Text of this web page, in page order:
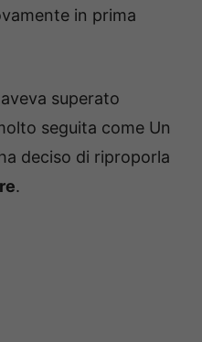
in prima
superato
seguita come Un
deciso di riproporla
.